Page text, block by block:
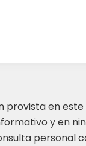
provista en
y en
personal